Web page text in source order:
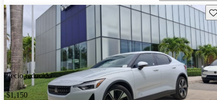
Precio reducido
-$1,150